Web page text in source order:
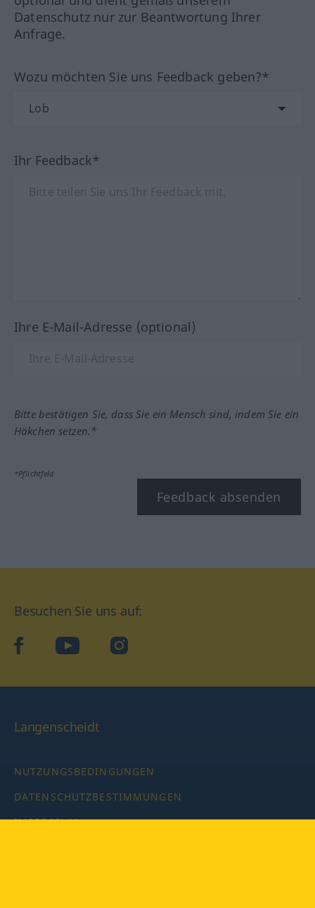
Datenschutz nur zur Beantwortung Ihrer
Anfrage.
Wozu möchten Sie uns Feedback geben?*
Ihr Feedback*
Ihre E-Mail-Adresse (optional)
Bitte bestätigen Sie, dass Sie ein Mensch sind, indem Sie ein
Häkchen setzen.*
*Pflichtfeld
Feedback absenden
Besuchen Sie uns auf:
facebookYouTube Instagram
Langenscheidt
NUTZUNGSBEDINGUNGEN
DATENSCHUTZBESTIMMUNGEN
IMPRESSUM